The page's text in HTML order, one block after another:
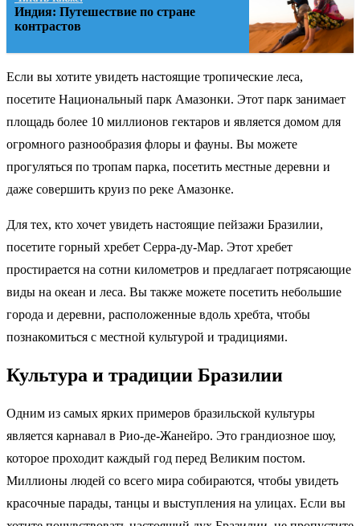
Индия: Путешествие по стране
контрастов
Если вы хотите увидеть настоящие тропические леса,
посетите Национальный парк Амазонки. Этот парк занимает
площадь более 10 миллионов гектаров и является домом для
огромного разнообразия флоры и фауны. Вы можете
прогуляться по тропам парка, посетить местные деревни и
даже совершить круиз по реке Амазонке.
Для тех, кто хочет увидеть настоящие пейзажи Бразилии,
посетите горный хребет Серра-ду-Мар. Этот хребет
простирается на сотни километров и предлагает потрясающие
виды на океан и леса. Вы также можете посетить небольшие
города и деревни, расположенные вдоль хребта, чтобы
познакомиться с местной культурой и традициями.
Культура и традиции Бразилии
Одним из самых ярких примеров бразильской культуры
является карнавал в Рио-де-Жанейро. Это грандиозное шоу,
которое проходит каждый год перед Великим постом.
Миллионы людей со всего мира собираются, чтобы увидеть
красочные парады, танцы и выступления на улицах. Если вы